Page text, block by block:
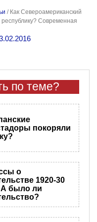
/ Как Североамериканский
Современная
по теме?
покоряли
о
1920-30
А было ли